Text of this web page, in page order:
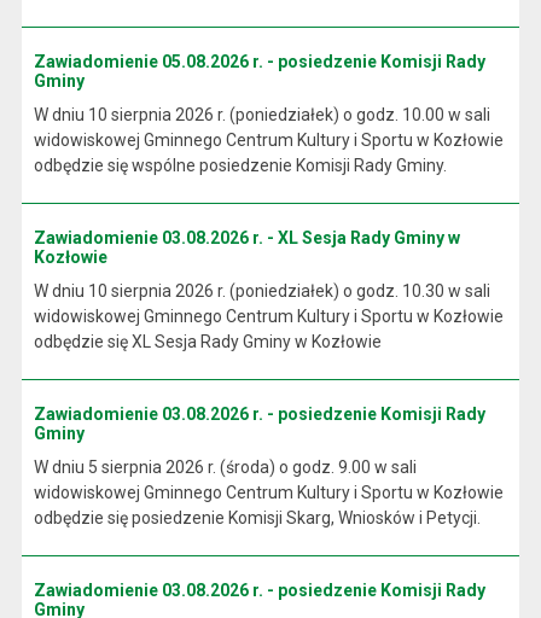
Zawiadomienie 05.08.2026 r. - posiedzenie Komisji Rady
Gminy
W dniu 10 sierpnia 2026 r. (poniedziałek) o godz. 10.00 w sali
widowiskowej Gminnego Centrum Kultury i Sportu w Kozłowie
odbędzie się wspólne posiedzenie Komisji Rady Gminy.
Zawiadomienie 03.08.2026 r. - XL Sesja Rady Gminy w
Kozłowie
W dniu 10 sierpnia 2026 r. (poniedziałek) o godz. 10.30 w sali
widowiskowej Gminnego Centrum Kultury i Sportu w Kozłowie
odbędzie się XL Sesja Rady Gminy w Kozłowie
Zawiadomienie 03.08.2026 r. - posiedzenie Komisji Rady
Gminy
W dniu 5 sierpnia 2026 r. (środa) o godz. 9.00 w sali
widowiskowej Gminnego Centrum Kultury i Sportu w Kozłowie
odbędzie się posiedzenie Komisji Skarg, Wniosków i Petycji.
Zawiadomienie 03.08.2026 r. - posiedzenie Komisji Rady
Gminy